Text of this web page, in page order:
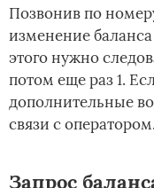
Позвонив по
изменение
этого нужно
потом еще раз 1.
дополнительные
связи с оператором.
Запрос